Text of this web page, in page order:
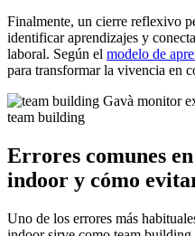
Finalmente, un cierre reflexivo
identificar aprendizajes y
laboral. Según el modelo de
para transformar la vivencia en
Errores comunes
indoor y cómo
Uno de los errores más